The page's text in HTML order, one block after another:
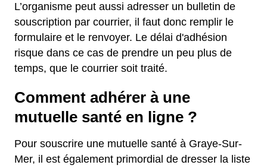
L’organisme peut aussi adresser un bulletin de
souscription par courrier, il faut donc remplir le
formulaire et le renvoyer. Le délai d'adhésion
risque dans ce cas de prendre un peu plus de
temps, que le courrier soit traité.
Comment adhérer à une
mutuelle santé en ligne ?
Pour souscrire une mutuelle santé à Graye-Sur-
Mer, il est également primordial de dresser la liste